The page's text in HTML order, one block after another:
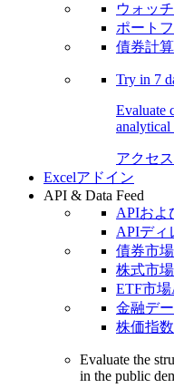
ウォッ
ポート
債券計
Try in 7
Evaluate
analytical
アクセ
Excelアドイン
API & Data Feed
APIおよ
APIディ
債券市
株式市
ETF市
金融デ
株価指
Evaluate the
in the public